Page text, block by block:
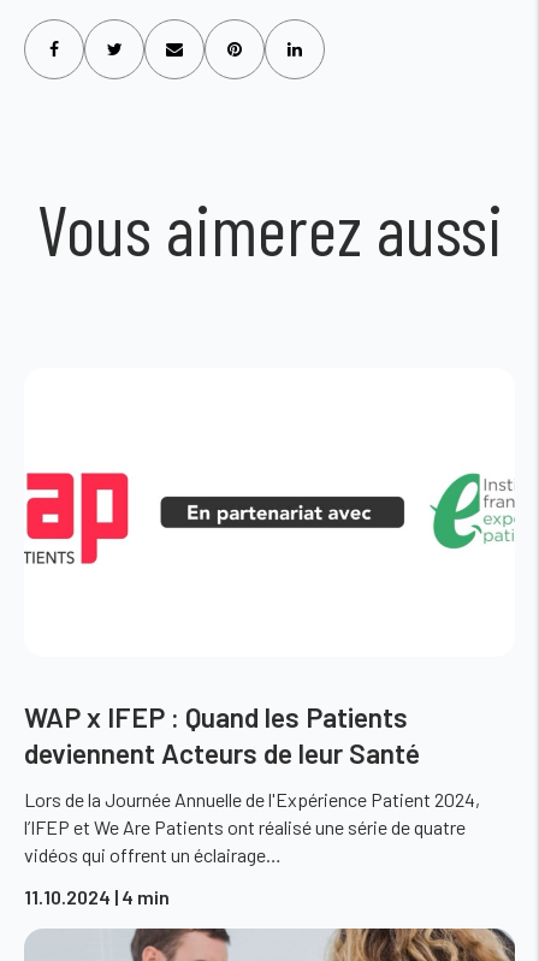
Vous aimerez aussi
WAP x IFEP : Quand les Patients
deviennent Acteurs de leur Santé
Lors de la Journée Annuelle de l'Expérience Patient 2024,
l’IFEP et We Are Patients ont réalisé une série de quatre
vidéos qui offrent un éclairage…
11.10.2024 | 4 min